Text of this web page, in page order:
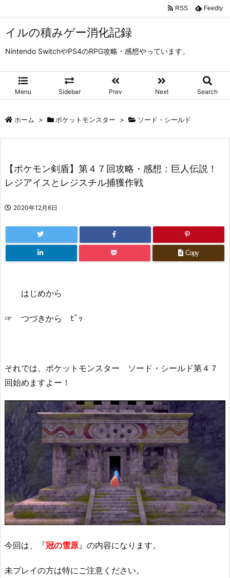
イルの積みゲー消化記録
Nintendo SwitchやPS4のRPG攻略・感想やっています。
Menu Sidebar Prev Next Search
RSS Feedly
ホーム > ポケットモンスター > ソード・シールド
【ポケモン剣盾】第４７回攻略・感想：巨人伝説！
レジアイスとレジスチル捕獲作戦
2020年12月6日
Copy
はじめから
☞ つづきから ﾋﾟｯ
それでは、ポケットモンスター ソード・シールド第４７
回始めますよー！
今回は、『冠の雪原』の内容になります。
未プレイの方は特にご注意ください。